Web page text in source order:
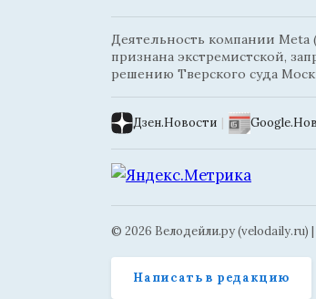
Деятельность компании Meta
признана экстремистской,
решению Тверского суда
Дзен.Новости |
© 2026 Велодейли.ру (velodaily.ru) |
Написать в редакцию